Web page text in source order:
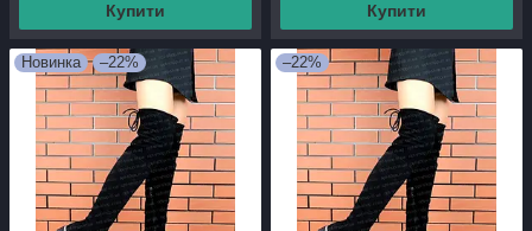
Купити Купити
Новинка –22% –22%